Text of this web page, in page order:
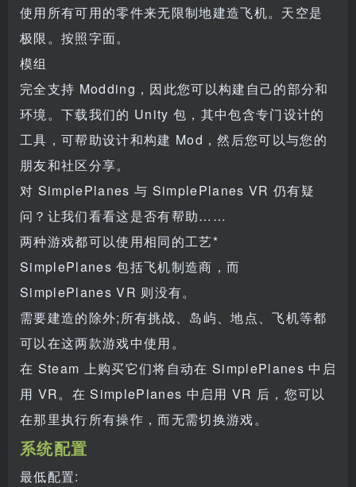
使用所有可用的零件来无限制地建造飞机。天空是
极限。按照字面。
模组
完全支持 Modding，因此您可以构建自己的部分和
环境。下载我们的 Unity 包，其中包含专门设计的
工具，可帮助设计和构建 Mod，然后您可以与您的
朋友和社区分享。
对 SimplePlanes 与 SimplePlanes VR 仍有疑
问？让我们看看这是否有帮助……
两种游戏都可以使用相同的工艺*
SimplePlanes 包括飞机制造商，而
SimplePlanes VR 则没有。
需要建造的除外;所有挑战、岛屿、地点、飞机等都
可以在这两款游戏中使用。
在 Steam 上购买它们将自动在 SimplePlanes 中启
用 VR。在 SimplePlanes 中启用 VR 后，您可以
在那里执行所有操作，而无需切换游戏。
系统配置
最低配置: